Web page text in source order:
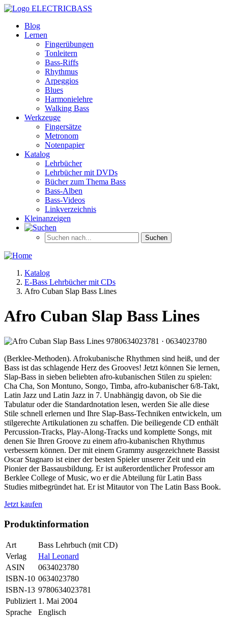
ELECTRICBASS
Blog
Lernen
Fingerübungen
Tonleitern
Bass-Riffs
Rhythmus
Arpeggios
Blues
Harmonielehre
Walking Bass
Werkzeuge
Fingersätze
Metronom
Notenpapier
Katalog
Lehrbücher
Lehrbücher mit DVDs
Bücher zum Thema Bass
Bass-Alben
Bass-Videos
Linkverzeichnis
Kleinanzeigen
Katalog
E-Bass Lehrbücher mit CDs
Afro Cuban Slap Bass Lines
Afro Cuban Slap Bass Lines
(Berklee-Methoden). Afrokubanische Rhythmen sind heiß, und der
Bass ist das schlagende Herz des Grooves! Jetzt können Sie lernen,
Slap-Bass in sieben beliebten afro-kubanischen Stilen zu spielen:
Cha Cha, Son Montuno, Songo, Timba, afro-kubanischer 6/8-Takt,
Latin Jazz und Latin Jazz in 7. Unabhängig davon, ob Sie die
Tabulatur oder die Standardnotation lesen, werden Sie alle diese
Stile schnell erlernen und Ihre Slap-Bass-Techniken entwickeln, um
stilgerechte Artikulationen zu schaffen. Die beiliegende CD enthält
Percussion-Tracks, Play-Along-Tracks und komplette Songs, mit
denen Sie Ihren Groove zu einem afro-kubanischen Rhythmus
verbessern können. Der mit einem Grammy ausgezeichnete Bassist
Oscar Stagnaro ist einer der besten Spieler unserer Zeit und ein
Pionier der Bassausbildung. Er ist außerordentlicher Professor am
Berklee College of Music, wo er die Abteilung für Latin Bass
Studies mitbegründet hat. Er ist Mitautor von The Latin Bass Book.
Jetzt kaufen
Produktinformation
Art
Bass Lehrbuch (mit CD)
Verlag
Hal Leonard
ASIN
0634023780
ISBN-10 0634023780
ISBN-13 9780634023781
Publiziert 1. Mai 2004
Sprache
Englisch